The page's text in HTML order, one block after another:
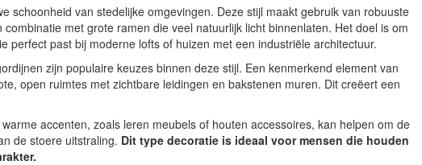
schoonheid van stedelijke omgevingen. Deze stijl maakt gebruik van robuuste
met grote ramen die veel natuurlijk licht binnenlaten. Het doel is om
perfect past bij moderne lofts of huizen met een industriële architectuur.
zijn populaire keuzes binnen deze stijl. Een kenmerkend element van
open ruimtes met zichtbare leidingen en bakstenen muren. Dit creëert een
accenten, zoals leren meubels of houten accessoires, kan helpen om de
de stoere uitstraling. Dit type decoratie is ideaal voor mensen die houden